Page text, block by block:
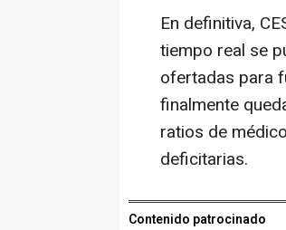
En definitiva,
tiempo real se
ofertadas para
finalmente
ratios de
deficitarias.
Contenido patrocinado